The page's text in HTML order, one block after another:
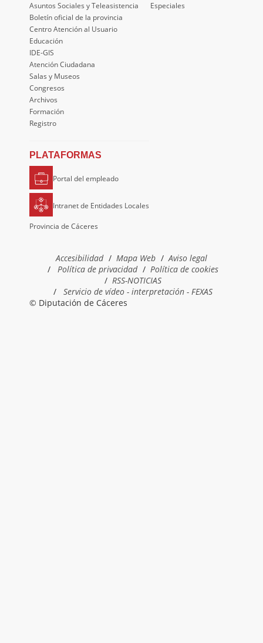
Asuntos Sociales y Teleasistencia
Boletín oficial de la provincia
Centro Atención al Usuario
Educación
IDE-GIS
Atención Ciudadana
Salas y Museos
Congresos
Archivos
Formación
Registro
Especiales
PLATAFORMAS
Portal del empleado
Intranet de Entidades Locales
Provincia de Cáceres
Accesibilidad Mapa Web
Aviso legal
Política de privacidad
Política de cookies
RSS-NOTICIAS
Servicio de vídeo - interpretación - FEXAS
© Diputación de Cáceres